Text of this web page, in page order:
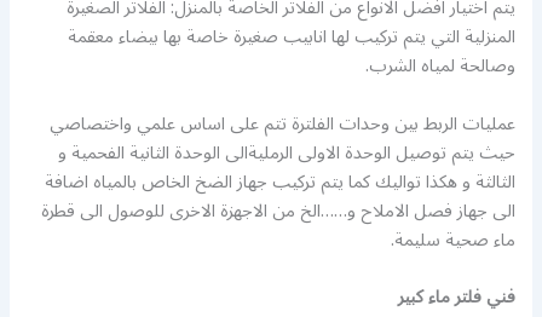
يتم اختيار افضل الانواع من الفلاتر الخاصة بالمنزل: الفلاتر الصغيرة
المنزلية التي يتم تركيب لها انابيب صغيرة خاصة بها بيضاء معقمة
وصالحة لمياه الشرب.
عمليات الربط بين وحدات الفلترة تتم على اساس علمي واختصاصي
حيث يتم توصيل الوحدة الاولى الرمليةالى الوحدة الثانية الفحمية و
الثالثة و هكذا تواليك كما يتم تركيب جهاز الضخ الخاص بالمياه اضافة
الى جهاز فصل الاملاح و……الخ من الاجهزة الاخرى للوصول الى قطرة
ماء صحية سليمة.
فنيفلتر ماء كبير